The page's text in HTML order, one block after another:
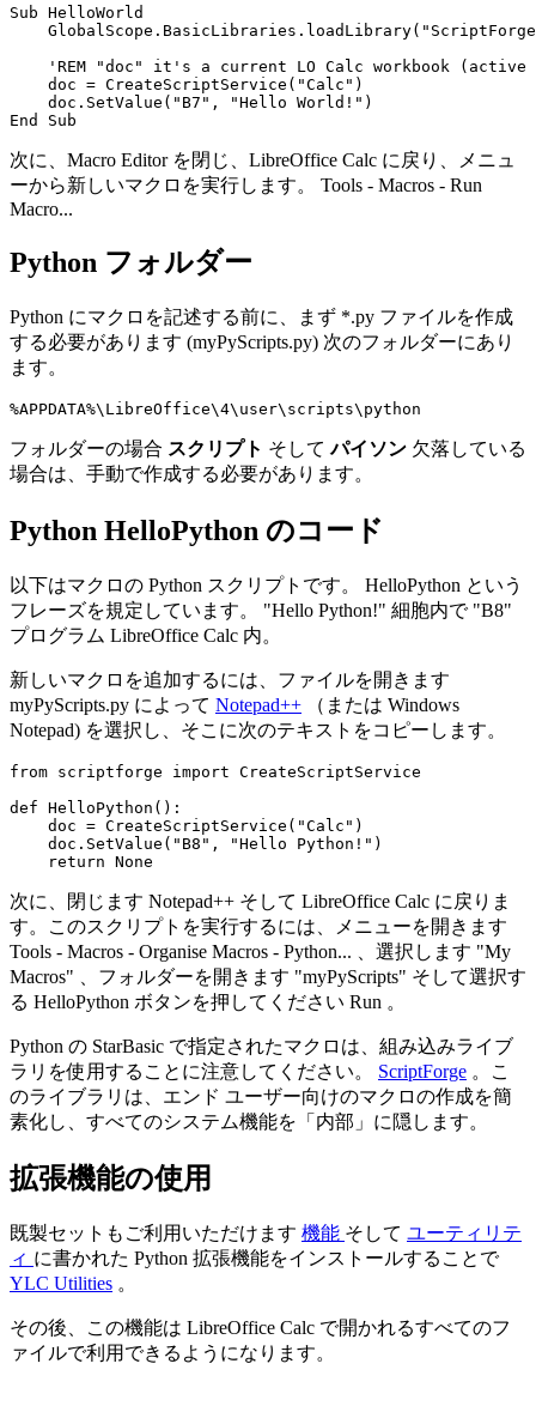
Sub HelloWorld
'REM "doc" it's a current LO Calc workbook (active
    doc = CreateScriptService("Calc")
    doc.SetValue("B7", "Hello World!")
次に、Macro Editor を閉じ、LibreOffice Calc に戻り、メニュ
ーから新しいマクロを実行します。 Tools - Macros - Run
Macro...
Python フォルダー
Python にマクロを記述する前に、まず *.py ファイルを作成
する必要があります (myPyScripts.py) 次のフォルダーにあり
ます。
フォルダーの場合 スクリプト そしてパイソン 欠落している
場合は、手動で作成する必要があります。
Python HelloPython のコード
以下はマクロの Python スクリプトです。 HelloPython という
フレーズを規定しています。 "Hello Python!" 細胞内で "B8"
プログラム LibreOffice Calc 内。
新しいマクロを追加するには、ファイルを開きます
myPyScripts.py によって Notepad++ （または Windows
Notepad) を選択し、そこに次のテキストをコピーします。
from scriptforge import CreateScriptService
def HelloPython():
    doc = CreateScriptService("Calc")
    doc.SetValue("B8", "Hello Python!")
次に、閉じます Notepad++ そして LibreOffice Calc に戻りま
す。このスクリプトを実行するには、メニューを開きます
Tools - Macros - Organise Macros - Python... 、選択します "My
Macros" 、フォルダーを開きます "myPyScripts" そして選択す
る HelloPython ボタンを押してください Run 。
Python の StarBasic で指定されたマクロは、組み込みライブ
ラリを使用することに注意してください。 ScriptForge 。こ
のライブラリは、エンド ユーザー向けのマクロの作成を簡
素化し、すべてのシステム機能を「内部」に隠します。
拡張機能の使用
既製セットもご利用いただけます 機能 そして ユーティリテ
ィ に書かれた Python 拡張機能をインストールすることで
YLC Utilities 。
その後、この機能は LibreOffice Calc で開かれるすべてのフ
ァイルで利用できるようになります。